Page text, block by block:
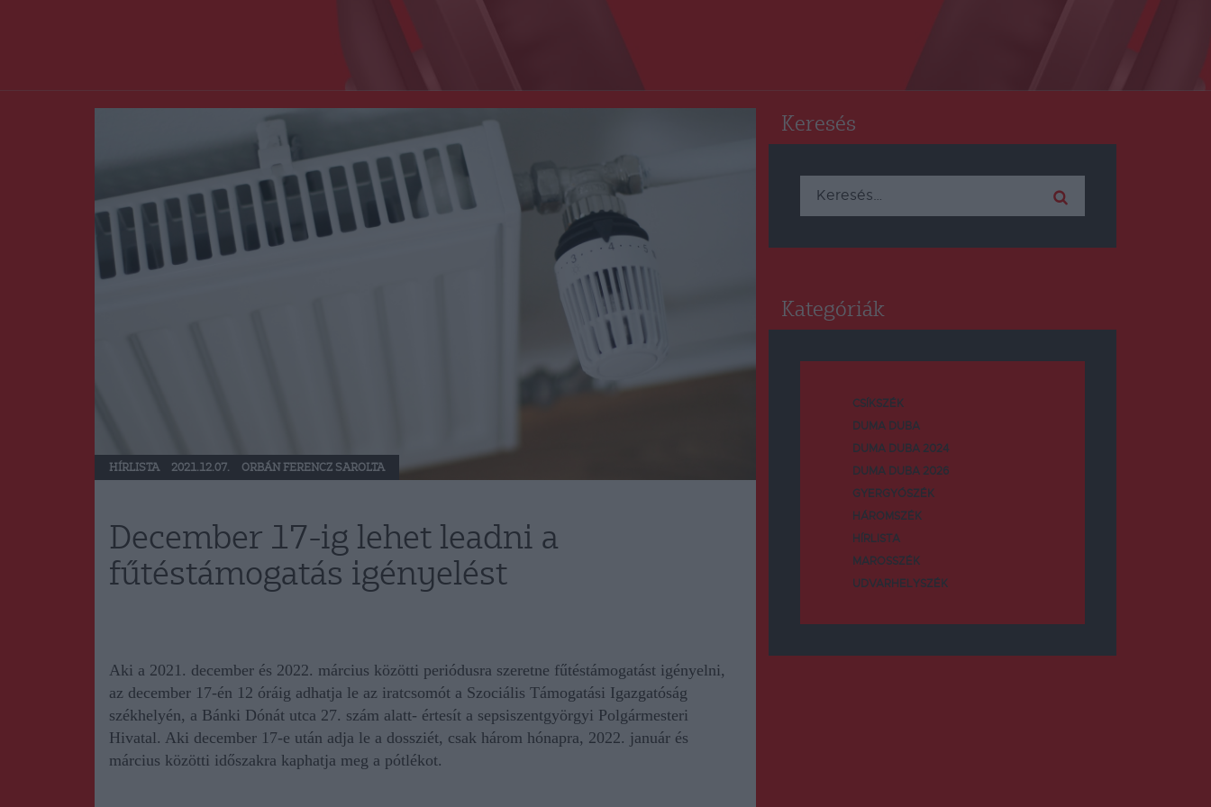
HÍRLISTA 2021.12.07. ORBÁN FERENCZ SAROLTA
December 17-ig lehet leadni a
fűtéstámogatás igényelést
Aki a 2021. december és 2022. március közötti periódusra szeretne fűtéstámogatást igényelni,
az december 17-én 12 óráig adhatja le az iratcsomót a Szociális Támogatási Igazgatóság
székhelyén, a Bánki Dónát utca 27. szám alatt- értesít a sepsiszentgyörgyi Polgármesteri
Hivatal. Aki december 17-e után adja le a dossziét, csak három hónapra, 2022. január és
március közötti időszakra kaphatja meg a pótlékot.
Keresés
Keresés:
Kategóriák
CSÍKSZÉK
DUMA DUBA
DUMA DUBA 2024
DUMA DUBA 2026
GYERGYÓSZÉK
HÁROMSZÉK
HÍRLISTA
MAROSSZÉK
UDVARHELYSZÉK